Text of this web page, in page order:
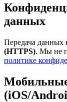
данных
Передача данных
(HTTPS). Мы не
политике
(iOS/